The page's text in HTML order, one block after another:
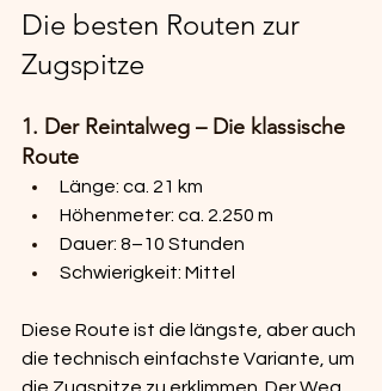
Die besten Routen zur
Zugspitze
1. Der Reintalweg – Die klassische
Route
Länge: ca. 21 km
Höhenmeter: ca. 2.250 m
Dauer: 8–10 Stunden
Schwierigkeit: Mittel
Diese Route ist die längste, aber auch
die technisch einfachste Variante, um